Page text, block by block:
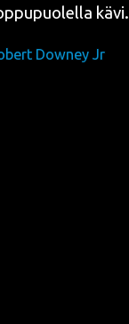
kävi.
Downey Jr